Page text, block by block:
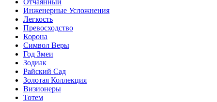
Инженерные Усложнения
Легкость
Превосходство
Корона
Символ Веры
Год Змеи
Зодиак
Райский Сад
Золотая Коллекция
Визионеры
Тотем